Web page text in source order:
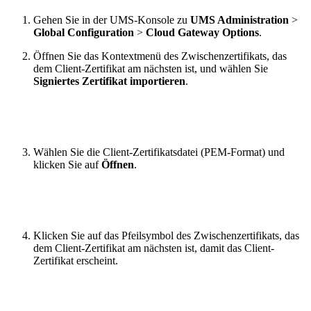
Gehen Sie in der UMS-Konsole zu UMS Administration >
Global Configuration > Cloud Gateway Options.
Öffnen Sie das Kontextmenü des Zwischenzertifikats, das
dem Client-Zertifikat am nächsten ist, und wählen Sie
Signiertes Zertifikat importieren.
Wählen Sie die Client-Zertifikatsdatei (PEM-Format) und
klicken Sie aufÖffnen.
Klicken Sie auf das Pfeilsymbol des Zwischenzertifikats, das
dem Client-Zertifikat am nächsten ist, damit das Client-
Zertifikat erscheint.